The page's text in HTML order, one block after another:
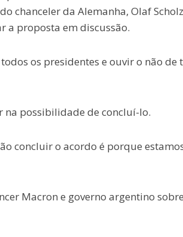
chanceler da Alemanha, Olaf
a proposta em discussão.
os presidentes e ouvir o não de
possibilidade de concluí-lo.
concluir o acordo é porque
Macron e governo argentino